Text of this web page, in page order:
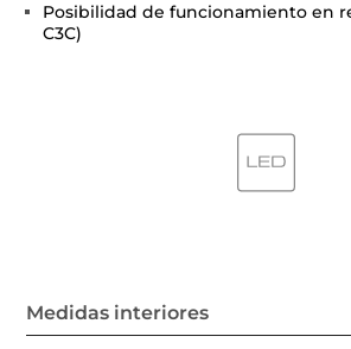
Posibilidad de funcionamiento en
C3C)
Medidas interiores